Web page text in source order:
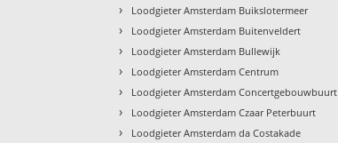
› Loodgieter Amsterdam Buikslotermeer
› Loodgieter Amsterdam Buitenveldert
› Loodgieter Amsterdam Bullewijk
› Loodgieter Amsterdam Centrum
› Loodgieter Amsterdam Concertgebouwbuurt
› Loodgieter Amsterdam Czaar Peterbuurt
› Loodgieter Amsterdam da Costakade